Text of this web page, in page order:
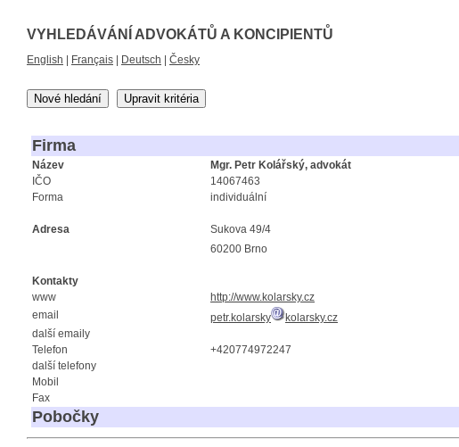
VYHLEDÁVÁNÍ ADVOKÁTŮ A KONCIPIENTŮ
English Français Deutsch Česky
Nové hledání Upravit kritéria
Firma
Název
Mgr. Petr Kolářský, advokát
IČO
14067463
Forma
individuální
Adresa
Sukova 49/4
60200 Brno
Kontakty
www
http://www.kolarsky.cz
email
petr.kolarsky
kolarsky.cz
další emaily
Telefon
+420774972247
další telefony
Mobil
Fax
Pobočky